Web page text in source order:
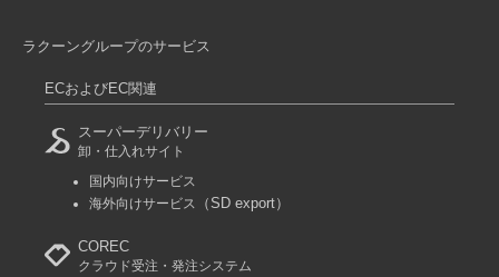
ラクーングループのサービス
ECおよびEC関連
スーパーデリバリー
卸・仕入れサイト
国内向けサービス
海外向けサービス
（SD export）
COREC
クラウド受注・発注システム